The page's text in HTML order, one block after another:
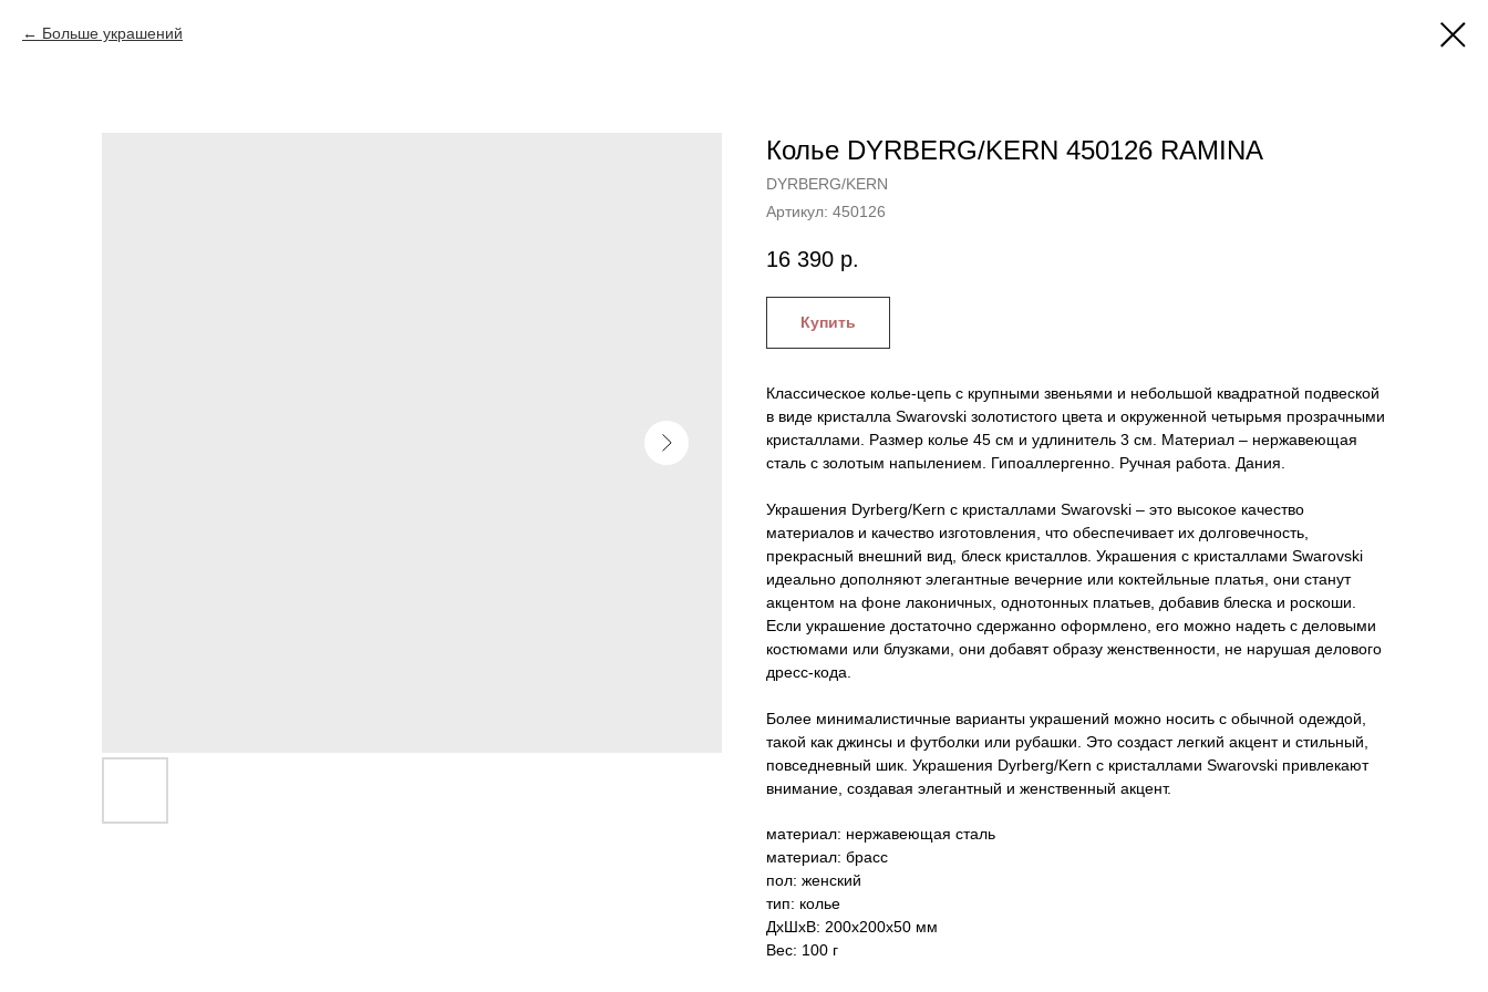
Больше украшений
Колье DYRBERG/KERN 450126 RAMINA
DYRBERG/KERN
Артикул: 450126
16 390 р.
Купить
Классическое колье-цепь с крупными звеньями и небольшой квадратной подвеской
в виде кристалла Swarovski золотистого цвета и окруженной четырьмя прозрачными
кристаллами. Размер колье 45 см и удлинитель 3 см. Материал – нержавеющая
сталь с золотым напылением. Гипоаллергенно. Ручная работа. Дания.
Украшения Dyrberg/Kern с кристаллами Swarovski – это высокое качество
материалов и качество изготовления, что обеспечивает их долговечность,
прекрасный внешний вид, блеск кристаллов. Украшения с кристаллами Swarovski
идеально дополняют элегантные вечерние или коктейльные платья, они станут
акцентом на фоне лаконичных, однотонных платьев, добавив блеска и роскоши.
Если украшение достаточно сдержанно оформлено, его можно надеть с деловыми
костюмами или блузками, они добавят образу женственности, не нарушая делового
дресс-кода.
Более минималистичные варианты украшений можно носить с обычной одеждой,
такой как джинсы и футболки или рубашки. Это создаст легкий акцент и стильный,
повседневный шик. Украшения Dyrberg/Kern с кристаллами Swarovski привлекают
внимание, создавая элегантный и женственный акцент.
материал: нержавеющая сталь
материал: брасс
пол: женский
тип: колье
ДxШxВ: 200x200x50 мм
Вес: 100 г